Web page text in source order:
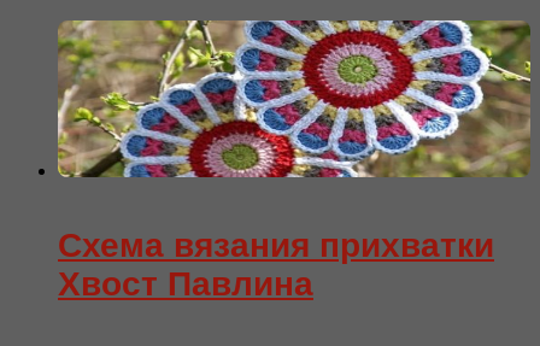
Схема вязания прихватки
Хвост Павлина